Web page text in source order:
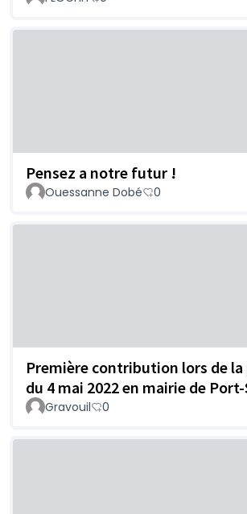
Pensez a notre futur !
Ouessanne Dobé 0
Première contribution lors de la
du 4 mai 2022 en mairie de
Gravouil 0